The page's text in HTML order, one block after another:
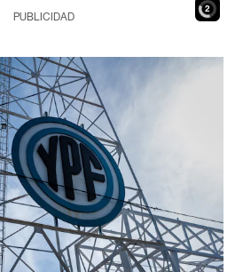
X
PUBLICIDAD